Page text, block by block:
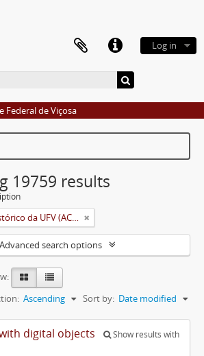
Log in
Federal de Viçosa
19759 results
Arquivo Central e Histórico da UFV (ACH-UFV)
Advanced search options
Sort by: Date modified
Ascending
digital objects
Show results with